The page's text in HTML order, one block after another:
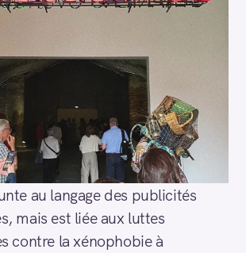
au langage des publicités
mais est liée aux luttes
contre la xénophobie à